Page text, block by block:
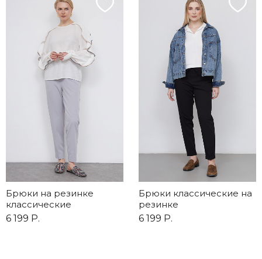
Брюки на резинке
классические
6 199 Р.
Брюки классические на
резинке
6 199 Р.